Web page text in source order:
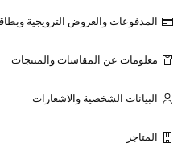
المدفوعات والعروض الترويجية
معلومات عن المقاسات والمنتجات
البيانات الشخصية والاشعارات
المتاجر